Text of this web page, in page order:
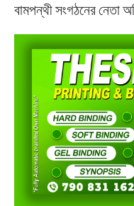
বামপন্থী সংগঠনের নেতা